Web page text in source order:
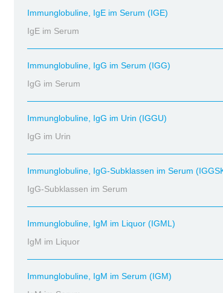
Immunglobuline, IgE im Serum (IGE)
IgE im Serum
Immunglobuline, IgG im Serum (IGG)
IgG im Serum
Immunglobuline, IgG im Urin (IGGU)
IgG im Urin
Immunglobuline, IgG-Subklassen im Serum
IgG-Subklassen im Serum
Immunglobuline, IgM im Liquor (IGML)
IgM im Liquor
Immunglobuline, IgM im Serum (IGM)